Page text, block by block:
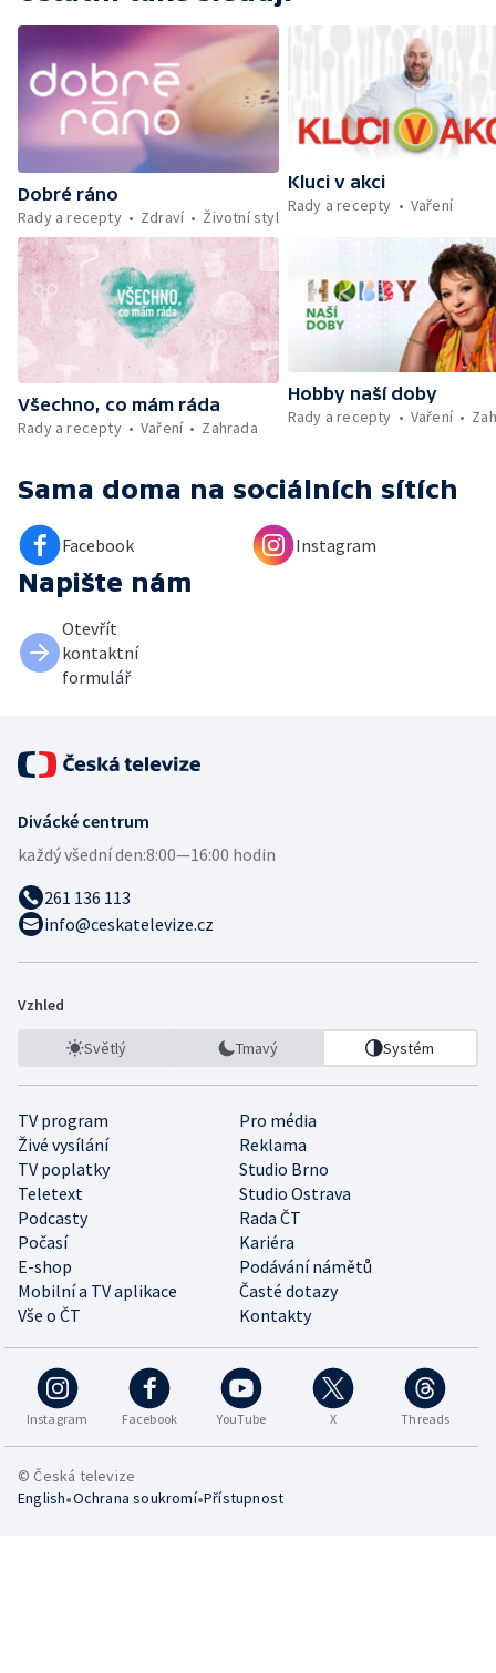
Dobré ráno
Rady a recepty
Zdraví Životní styl
Kluci v akci
Rady a recepty
Vaření
Všechno, co mám ráda
Rady a recepty
Vaření Zahrada
Hobby naší doby
Rady a recepty
Vaření
Sama doma na sociálních sítích
Facebook Instagram
Napište nám
Otevřít
kontaktní
formulář
Divácké centrum
každý všední den:8:00—16:00 hodin
261 136 113
info@ceskatelevize.cz
Vzhled
Světlý Tmavý Systém
TV program
Pro média
Živé vysílání
Reklama
TV poplatky
Studio Brno
Teletext
Studio Ostrava
Podcasty
Rada ČT
Počasí
Kariéra
E-shop
Podávání námětů
Mobilní a TV aplikace
Časté dotazy
Vše o ČT
Kontakty
Instagram Facebook YouTube X Threads
© Česká televize
English•Ochrana soukromí•Přístupnost